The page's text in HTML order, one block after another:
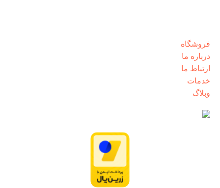
فروشگاه
درباره ما
ارتباط ما
خدمات
وبلاگ